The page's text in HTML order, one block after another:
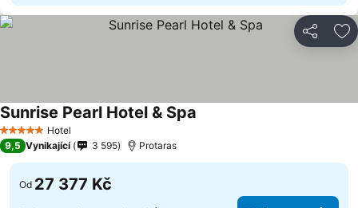
Sdílet
5 Počet hvězdiček
Hotel
Sunrise Pearl Hotel & Spa
9,5 Vynikající 3 595 Protaras
Od 27 377 Kč